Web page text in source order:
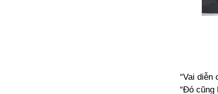
“Vai diễn
“Đó cũng